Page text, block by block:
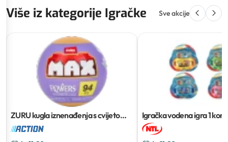
Više iz kategorije Igračke Sve akcije
ZURU kugla iznenađenja s cvijetom
94 PCS
Igračka vodena igra1 kom